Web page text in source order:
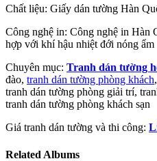
Chất liệu: Giấy dán tường Hàn
Công nghệ in: Công nghệ in Hàn
hợp với khí hậu nhiệt đới nóng ẩm
Chuyên mục: Tranh dán tường
đào, tranh dán tường phòng khách
tranh dán tường phòng giải trí,
tranh dán tường phòng khách sạn
Giá tranh dán tường và thi công:
Related Albums